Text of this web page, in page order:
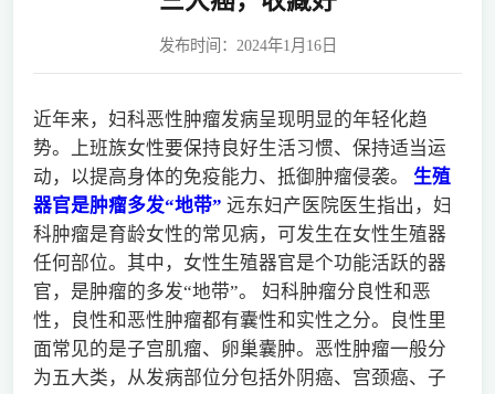
发布时间：2024年1月16日
近年来，妇科恶性肿瘤发病呈现明显的年轻化趋
势。上班族女性要保持良好生活习惯、保持适当运
动，以提高身体的免疫能力、抵御肿瘤侵袭。 生殖
器官是肿瘤多发“地带” 远东妇产医院医生指出，妇
科肿瘤是育龄女性的常见病，可发生在女性生殖器
任何部位。其中，女性生殖器官是个功能活跃的器
官，是肿瘤的多发“地带”。 妇科肿瘤分良性和恶
性，良性和恶性肿瘤都有囊性和实性之分。良性里
面常见的是子宫肌瘤、卵巢囊肿。恶性肿瘤一般分
为五大类，从发病部位分包括外阴癌、宫颈癌、子